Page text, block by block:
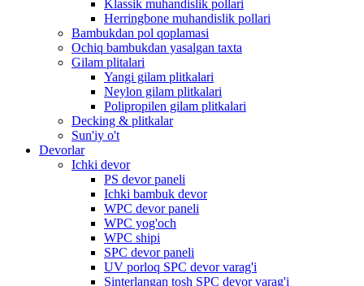
Klassik muhandislik pollari
Herringbone muhandislik pollari
Bambukdan pol qoplamasi
Ochiq bambukdan yasalgan taxta
Gilam plitalari
Yangi gilam plitkalari
Neylon gilam plitkalari
Polipropilen gilam plitkalari
Decking & plitkalar
Sun'iy o't
Devorlar
Ichki devor
PS devor paneli
Ichki bambuk devor
WPC devor paneli
WPC yog'och
WPC shipi
SPC devor paneli
UV porloq SPC devor varag'i
Sinterlangan tosh SPC devor varag'i